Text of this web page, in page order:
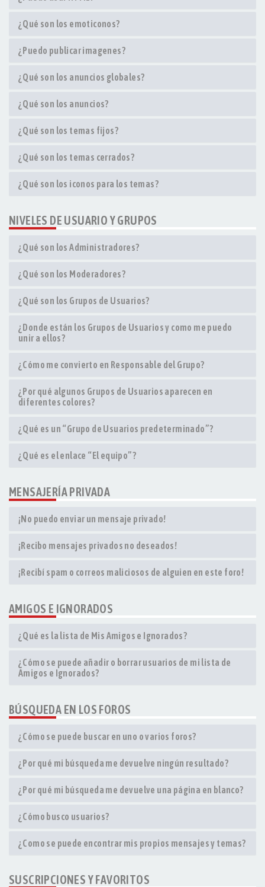
¿Qué son los emoticonos?
¿Puedo publicar imagenes?
¿Qué son los anuncios globales?
¿Qué son los anuncios?
¿Qué son los temas fijos?
¿Qué son los temas cerrados?
¿Qué son los iconos para los temas?
NIVELES DE USUARIO Y GRUPOS
¿Qué son los Administradores?
¿Qué son los Moderadores?
¿Qué son los Grupos de Usuarios?
¿Donde están los Grupos de Usuarios y como me puedo
unir a ellos?
¿Cómo me convierto en Responsable del Grupo?
¿Por qué algunos Grupos de Usuarios aparecen en
diferentes colores?
¿Qué es un “Grupo de Usuarios predeterminado”?
¿Qué es el enlace “El equipo”?
MENSAJERÍA PRIVADA
¡No puedo enviar un mensaje privado!
¡Recibo mensajes privados no deseados!
¡Recibí spam o correos maliciosos de alguien en este foro!
AMIGOS E IGNORADOS
¿Qué es la lista de Mis Amigos e Ignorados?
¿Cómo se puede añadir o borrar usuarios de mi lista de
Amigos e Ignorados?
BÚSQUEDA EN LOS FOROS
¿Cómo se puede buscar en uno o varios foros?
¿Por qué mi búsqueda me devuelve ningún resultado?
¿Por qué mi búsqueda me devuelve una página en blanco?
¿Cómo busco usuarios?
¿Como se puede encontrar mis propios mensajes y temas?
SUSCRIPCIONES Y FAVORITOS